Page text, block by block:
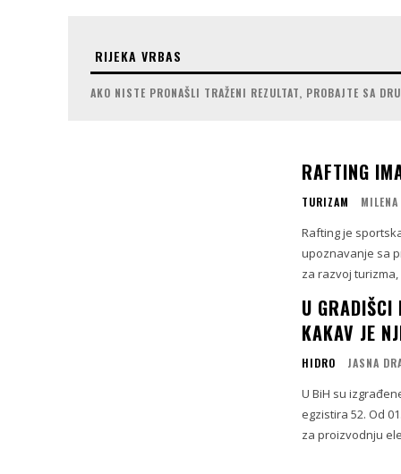
AKO NISTE PRONAŠLI TRAŽENI REZULTAT, PROBAJTE SA
RAFTING
TURIZAM
Rafting je
upoznavanje sa
za razvoj
U GRADIŠCI
KAKAV JE
HIDRO JASNA
U BiH su
egzistira 52. Od
za proizvodnju